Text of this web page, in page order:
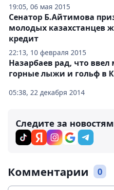
19:05, 06 мая 2015
22:13, 10 февраля 2015
Сенатор Б.Айтимова
молодых казахстанцев
кредит
05:38, 22 декабря 2014
Назарбаев рад, что ввел
горные лыжи и гольф в
Следите за
Комментарии 0